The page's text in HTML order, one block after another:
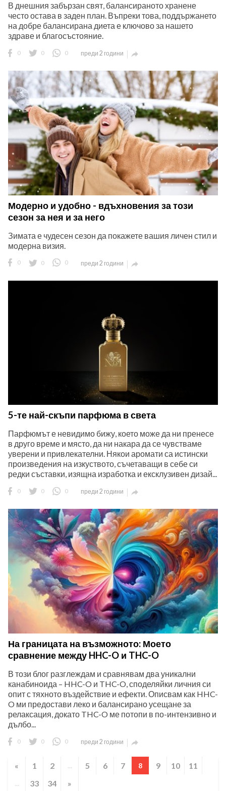
В днешния забързан свят, балансираното хранене
често остава в заден план. Въпреки това, поддържането
на добре балансирана диета е ключово за нашето
здраве и благосъстояние.
0 0 0 преди 2 години 
Модерно и удобно - вдъхновения за този
сезон за нея и за него
Зимата е чудесен сезон да покажете вашия личен стил и
модерна визия.
0 0 0 преди 2 години 
5-те най-скъпи парфюма в света
Парфюмът е невидимо бижу, което може да ни пренесе
в друго време и място, да ни накара да се чувстваме
уверени и привлекателни. Някои аромати са истински
произведения на изкуството, съчетаващи в себе си
редки съставки, изящна изработка и ексклузивен дизай...
0 0 0 преди 2 години 
На границата на възможното: Моето
сравнение между HHC-O и THC-O
В този блог разглеждам и сравнявам два уникални
канабиноида – HHC-O и THC-O, споделяйки личния си
опит с тяхното въздействие и ефекти. Описвам как HHC-
O ми предостави леко и балансирано усещане за
релаксация, докато THC-O ме потопи в по-интензивно и
дълбо...
0 0 0 преди 2 години 
« 1 2 ... 5 6 7 8 9 10 11
... 33 34 »